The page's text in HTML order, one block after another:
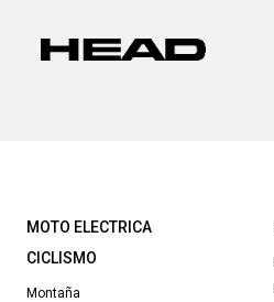
MOTO ELECTRICA
CICLISMO
Montaña